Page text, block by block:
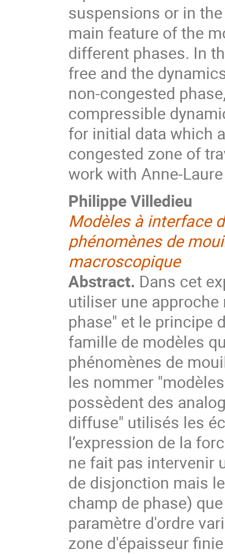
suspensions or in
main feature of the
different phases. In
free and the
non-congested
compressible
for initial data which
congested zone of
work with Anne-
Philippe Villedieu
Modèles à interface
phénomènes de
macroscopique
Abstract. Dans cet
utiliser une
phase" et le principe
famille de modèles
phénomènes de
les nommer
possèdent des
diffuse" utilisés les
l’expression de la
ne fait pas intervenir
de disjonction mais
champ de phase)
paramètre d'ordre
zone d'épaisseur